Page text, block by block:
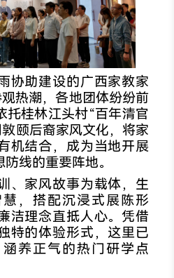
助建设的广西家教家
热潮，各地团体纷纷前
托桂林江头村“百年清官
颐后裔家风文化，将家
机结合，成为当地开展
线的重要阵地。
家风故事为载体，生
，搭配沉浸式展陈形
洁理念直抵人心。凭借
特的体验形式，这里已
养正气的热门研学点